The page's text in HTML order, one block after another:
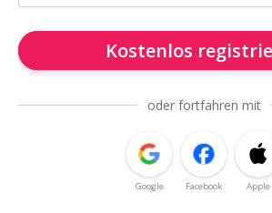
Kostenlos
oder fortfahren mit
Google Facebook Apple